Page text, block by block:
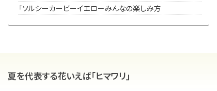
「ソルシーカービーイエローみんなの楽しみ方
夏を代表する花いえば「ヒマワリ」